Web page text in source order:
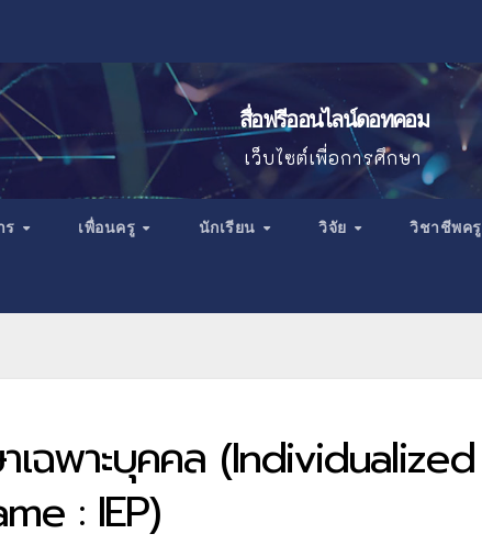
สื่อฟรีออนไลน์ดอทคอม
เว็บไซต์เพื่อการศึกษา
ร เพื่อนครู นักเรียน วิจัย วิชาชีพครู
เฉพาะบุคคล (Individualized
: IEP)